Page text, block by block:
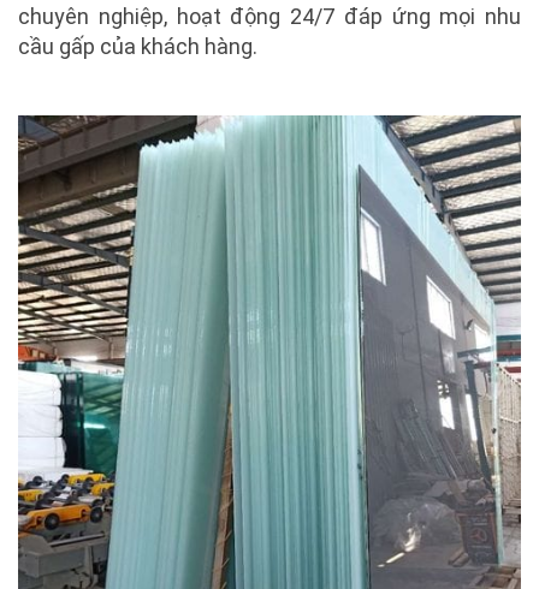
chuyên nghiệp, hoạt động 24/7 đáp ứng mọi nhu
cầu gấp của khách hàng.